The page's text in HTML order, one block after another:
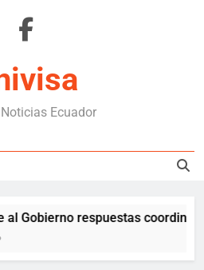
Ecuador
al Gobierno respuestas